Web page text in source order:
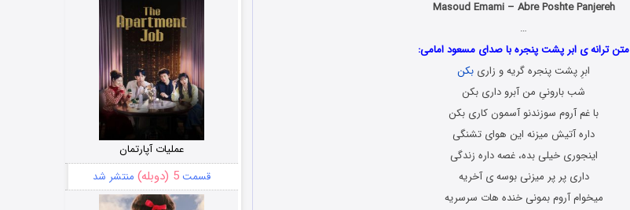
Masoud Emami – Abre Poshte Panjereh
…
متن ترانه ی ابر پشت پنجره با صدای مسعود امامی:
ابرِ پشت پنجره گریه و زاری بکن
شب بارونیِ من آبرو داری بکن
با غم آروم سوزندنو آسمون کاری بکن
داره آتیش میزنه این هوای تشنگی
اینجوری خیلی بده، غصه داره زندگی
داری پر پر میزنی بوسه ی آخریه
میخوام آروم بمونی خنده هات سرسریه
عملیات آپارتمان
قسمت5 (دوبله) منتشر شد